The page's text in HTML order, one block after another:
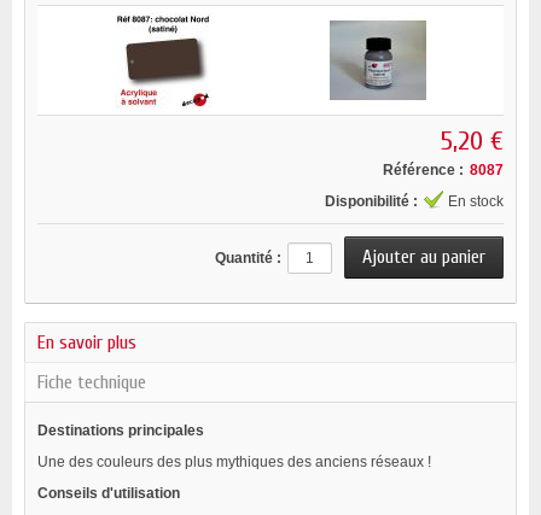
5,20 €
Référence : 8087
Disponibilité :
En stock
Quantité :
En savoir plus
Fiche technique
Destinations principales
Une des couleurs des plus mythiques des anciens réseaux !
Conseils d'utilisation